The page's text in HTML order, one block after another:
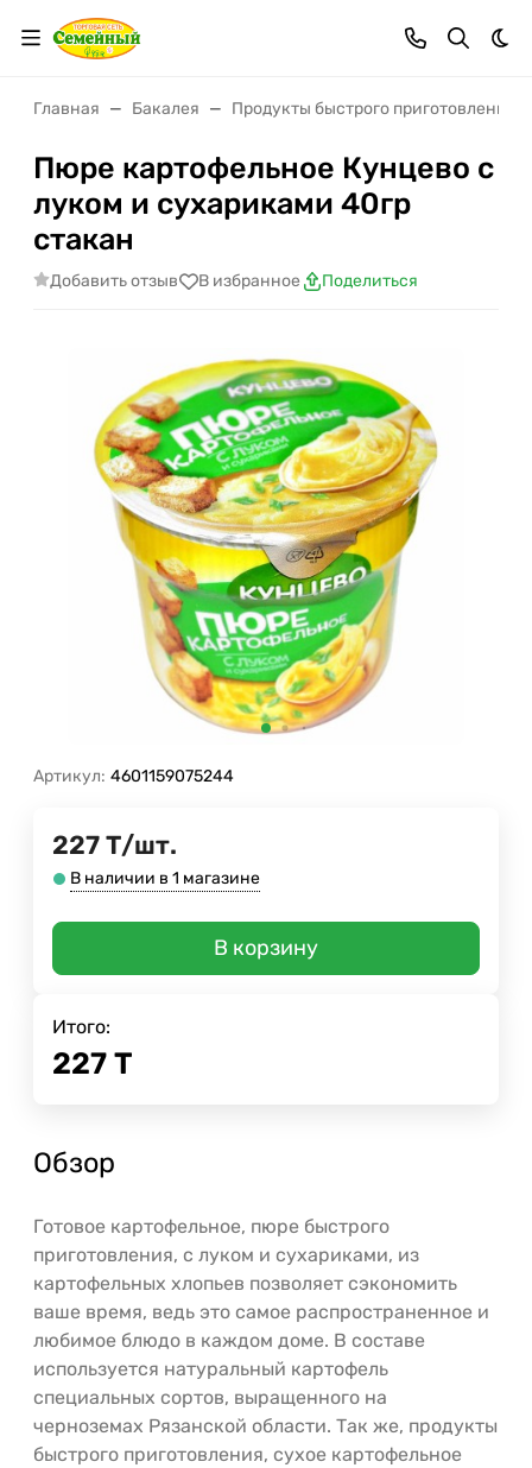
Главная Бакалея Продукты быстрого приготовления
Пюре картофельное Кунцево с
луком и сухариками 40гр
стакан
Добавить отзыв В избранное Поделиться
Артикул: 4601159075244
227 Т/шт.
В наличии в 1 магазине
В корзину
Итого:
227 Т
Обзор
Готовое картофельное, пюре быстрого
приготовления, с луком и сухариками, из
картофельных хлопьев позволяет сэкономить
ваше время, ведь это самое распространенное и
любимое блюдо в каждом доме. В составе
используется натуральный картофель
специальных сортов, выращенного на
черноземах Рязанской области. Так же, продукты
быстрого приготовления, сухое картофельное